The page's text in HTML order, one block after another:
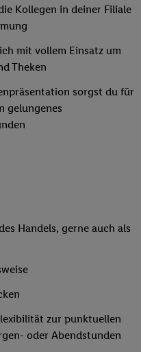
Kollegen in deiner Filiale
mit vollem Einsatz um
Theken
sorgst du für
gelungenes
Handels, gerne auch als
zur punktuellen
oder Abendstunden